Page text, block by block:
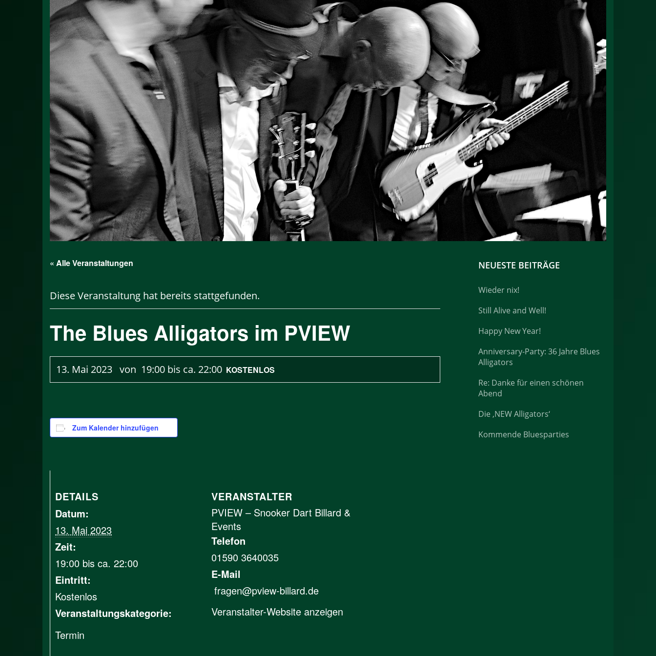
« Alle Veranstaltungen
Diese Veranstaltung hat bereits stattgefunden.
The Blues Alligators im PVIEW
13. Mai 2023 von 19:00 bis ca. 22:00 KOSTENLOS
Zum Kalender hinzufügen
DETAILS
Datum:
13. Mai 2023
Zeit:
19:00 bis ca. 22:00
Eintritt:
Kostenlos
Veranstaltungskategorie:
Termin
VERANSTALTER
PVIEW – Snooker Dart Billard &
Events
Telefon
01590 3640035
E-Mail
fragen@pview-billard.de
Veranstalter-Website anzeigen
NEUESTE BEITRÄGE
Wieder nix!
Still Alive and Well!
Happy New Year!
Anniversary-Party: 36 Jahre Blues
Alligators
Re: Danke für einen schönen
Abend
Die ‚NEW Alligators‘
Kommende Bluesparties